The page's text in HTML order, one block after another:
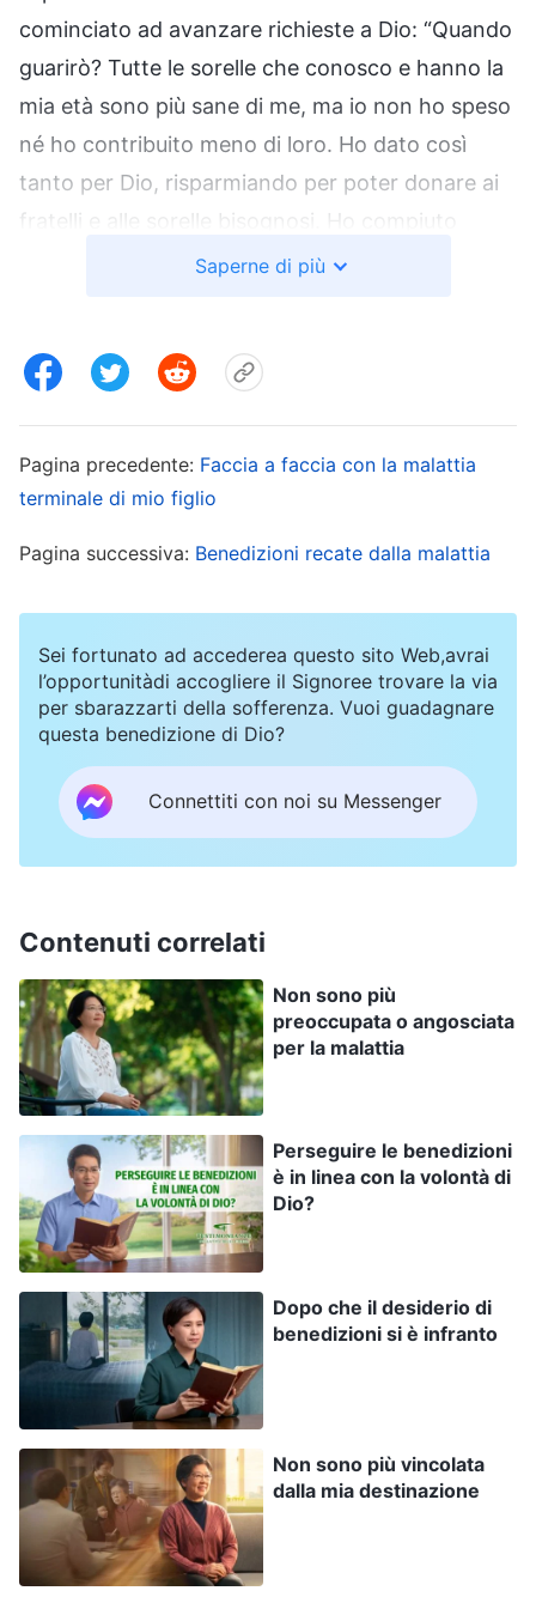
cominciato ad avanzare richieste a Dio: “Quando
guarirò? Tutte le sorelle che conosco e hanno la
mia età sono più sane di me, ma io non ho speso
né ho contribuito meno di loro. Ho dato così
tanto per Dio, risparmiando per poter donare ai
fratelli e alle sorelle bisognosi. Ho compiuto
attivamente ogni dovere che potevo. Anche
tradito Dio. Non ho fatto abbastanza buone
protegge e non mi dona un corpo forte?” Mi
lamentavo continuamente e c’era tanto buio nel
per pregare e cercare. L’ho pregato, dicendo: “O
Dio, il mio problema cardiaco è peggiorato
improvvisamente. Non riesco ad afferrare la Tua
intenzione e non so come dovrei sperimentare
stavolta. Caro Dio, non voglio ribellarmi né
oppormi a Te. Ti prego, illuminami e guidami in
esperienza”. Dopo la preghiera, mi è venuto in
mente un passo della parola di Dio: “
bisogna affrontare l’insorgere di una malattia?
Bisogna presentarsi dinanzi a Dio per pregare e
cercare di cogliere la Sua volontà, ed esaminare
che cosa si sia fatto di sbagliato e quali
corruzioni si possiedano interiormente che
devono ancora essere superate. Non si può
superare l’indole corrotta senza dolore. Bisogna
smetterà di essere dissoluti e si vivrà in ogni
momento dinanzi a Dio. Di fronte alla sofferenza
si pregherà sempre. Non si penserà più a cibo,
abbigliamento o piacere; nel cuore si pregherà
e si esaminerà se si sia fatto qualcosa di
sbagliato in questo periodo. Il più delle volte,
quando si è afflitti da una malattia grave o
insolita che causa dolore intenso, queste cose
Saperne di più
Pagina precedente: Faccia a faccia con la malattia
terminale di mio figlio
Pagina successiva: Benedizioni recate dalla malattia
Sei fortunato ad accederea questo sito Web,avrai
l’opportunitàdi accogliere il Signoree trovare la via
per sbarazzarti della sofferenza. Vuoi guadagnare
questa benedizione di Dio?
Connettiti con noi su Messenger
Contenuti correlati
Non sono più
preoccupata o angosciata
per la malattia
Perseguire le benedizioni
è in linea con la volontà di
Dio?
Dopo che il desiderio di
benedizioni si è infranto
Non sono più vincolata
dalla mia destinazione